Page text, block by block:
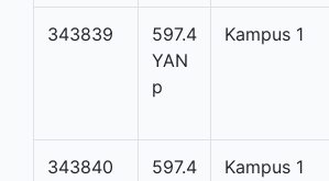
343839
597.4
YAN
p
Kampus 1
343840
597.4
Kampus 1